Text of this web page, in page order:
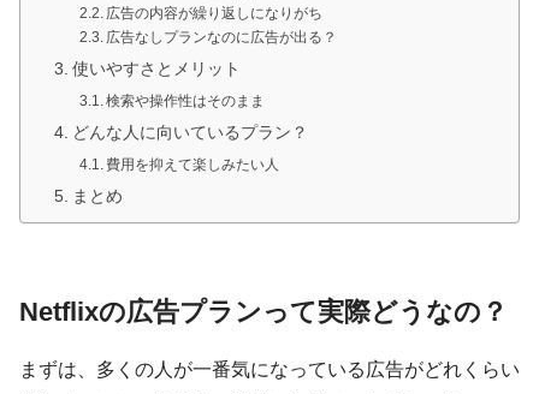
広告の内容が繰り返しになりがち
広告なしプランなのに広告が出る？
使いやすさとメリット
検索や操作性はそのまま
どんな人に向いているプラン？
費用を抑えて楽しみたい人
まとめ
Netflixの広告プランって実際どうなの？
まずは、多くの人が一番気になっている広告がどれくらい